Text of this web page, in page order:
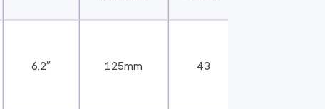
6.2″ 125mm 43